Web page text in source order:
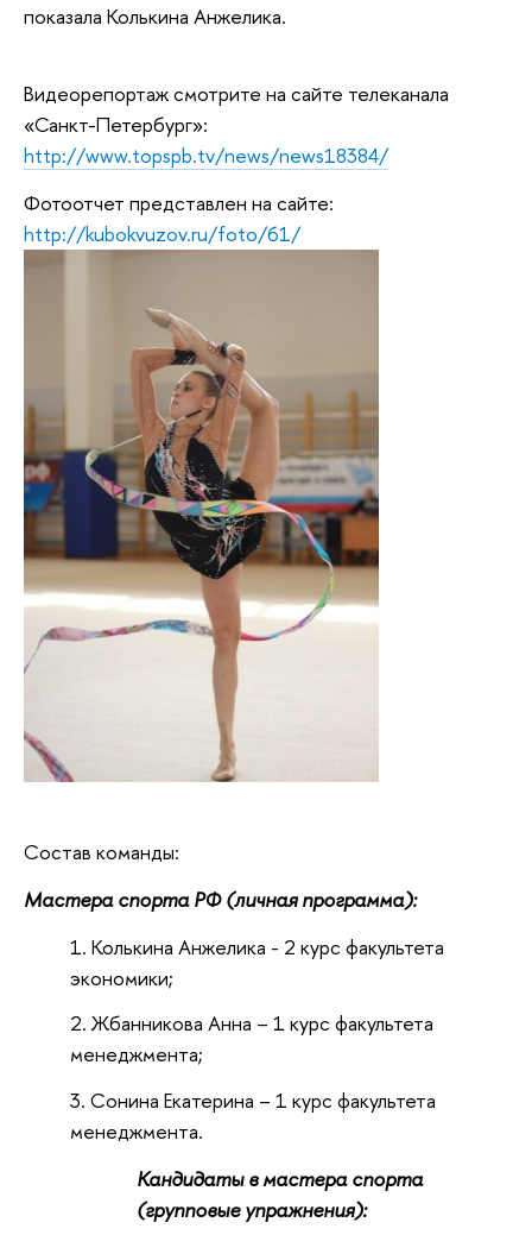
показала Колькина Анжелика.
Видеорепортаж смотрите на сайте телеканала
«Санкт-Петербург»:
http://www.topspb.tv/news/news18384/
Фотоотчет представлен на сайте:
http://kubokvuzov.ru/foto/61/
Состав команды:
Мастера спорта РФ (личная программа):
Колькина Анжелика - 2 курс факультета
экономики;
Жбанникова Анна – 1 курс факультета
менеджмента;
Сонина Екатерина – 1 курс факультета
менеджмента.
Кандидаты в мастера спорта
(групповые упражнения):